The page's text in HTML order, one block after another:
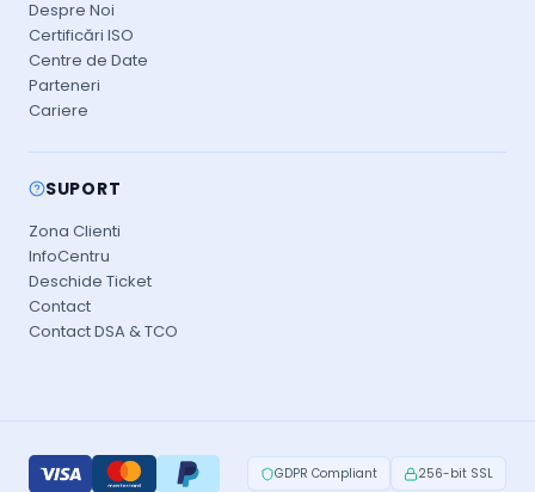
Despre Noi
Certificări ISO
Centre de Date
Parteneri
Cariere
SUPORT
Zona Clienti
InfoCentru
Deschide Ticket
Contact
Contact DSA & TCO
GDPR Compliant 256-bit SSL